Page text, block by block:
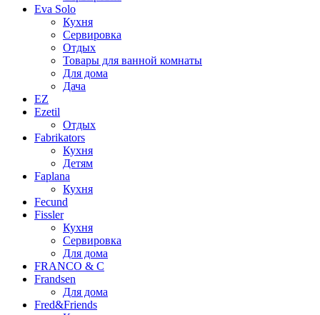
Eva Solo
Кухня
Сервировка
Отдых
Товары для ванной комнаты
Для дома
Дача
EZ
Ezetil
Отдых
Fabrikators
Кухня
Детям
Faplana
Кухня
Fecund
Fissler
Кухня
Сервировка
Для дома
FRANCO & C
Frandsen
Для дома
Fred&Friends